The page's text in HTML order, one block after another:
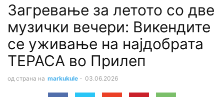
Загревање за летото со две
музички вечери: Викендите
се уживање на најдобрата
ТЕРАСА во Прилеп
од страна на markukule - 03.06.2026